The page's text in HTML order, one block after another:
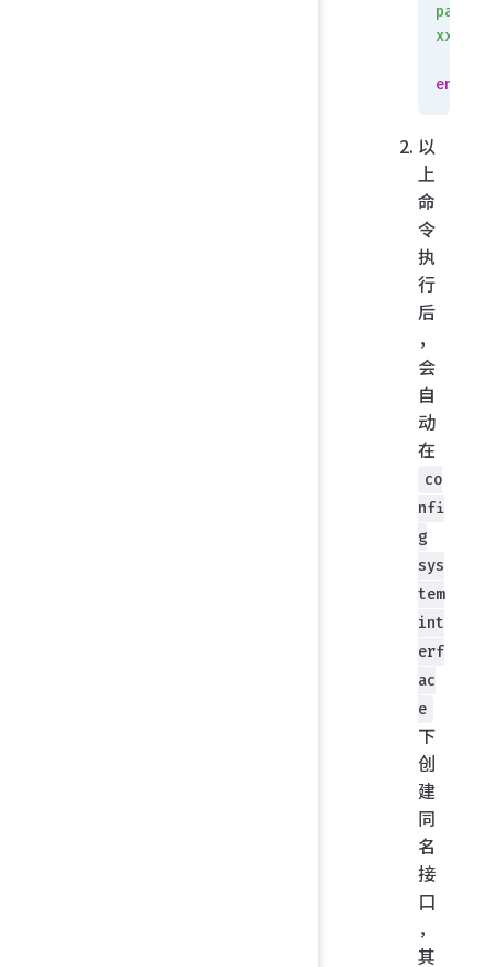
end
以
上
命
令
执
行
后
，
会
自
动
在
co
nfi
g
sys
tem
int
erf
ac
e
下
创
建
同
名
接
口
，
其